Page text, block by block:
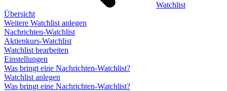
Watchlist
Übersicht
Weitere Watchlist anlegen
Nachrichten-Watchlist
Aktienkurs-Watchlist
Watchlist bearbeiten
Einstellungen
Was bringt eine Nachrichten-Watchlist?
Watchlist anlegen
Was bringt eine Nachrichten-Watchlist?